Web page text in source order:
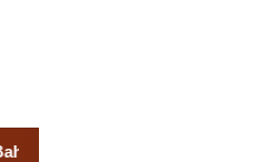
dan Persiapan Remisi